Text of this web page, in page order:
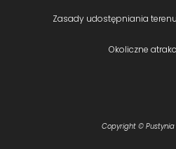
Zasady udostępniania
Okoliczne
Copyright © Pustynia